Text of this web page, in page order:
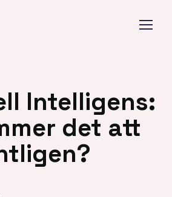
Intelligens:
det att